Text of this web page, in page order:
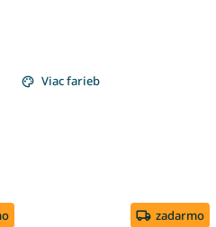
Viac farieb
zadarmo